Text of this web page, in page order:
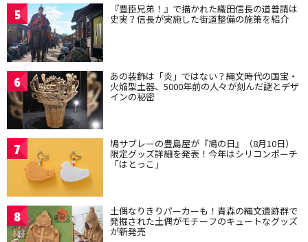
5 『豊臣兄弟！』で描かれた織田信長の道普請は
史実？信長が実施した街道整備の施策を紹介
6 あの装飾は「炎」ではない？縄文時代の国宝・
火焔型土器、5000年前の人々が刻んだ謎とデザ
インの秘密
7 鳩サブレーの豊島屋が『鳩の日』（8月10日）
限定グッズ詳細を発表！今年はシリコンポーチ
「はとっこ」
8 土偶なりきりパーカーも！青森の縄文遺跡群で
発掘された土偶がモチーフのキュートなグッズ
が新発売